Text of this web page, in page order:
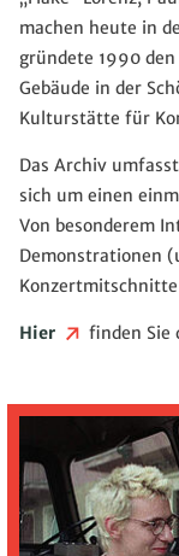
machen heute in
gründete 1990
Gebäude in der
Kulturstätte für
Das Archiv
sich um einen
Von besonderem
Demonstrationen
Konzertmitschnitte
Hier finden Sie